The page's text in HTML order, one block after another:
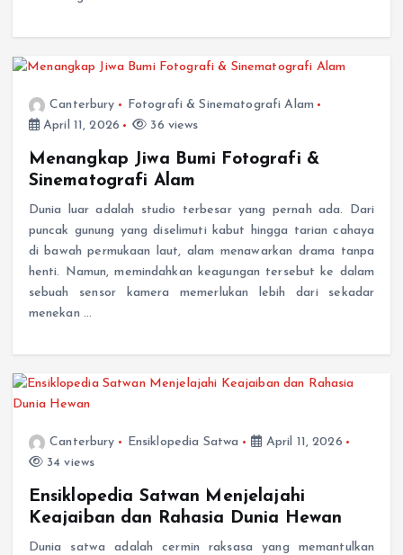
April 11, 2026
36 views
Menangkap Jiwa Bumi Fotografi &
Sinematografi Alam
puncak gunung yang diselimuti kabut hingga tarian cahaya
di bawah permukaan laut, alam menawarkan drama tanpa
henti. Namun, memindahkan keagungan tersebut ke dalam
sebuah sensor kamera memerlukan lebih dari sekadar
34 views
Ensiklopedia Satwan Menjelajahi
Keajaiban dan Rahasia Dunia Hewan